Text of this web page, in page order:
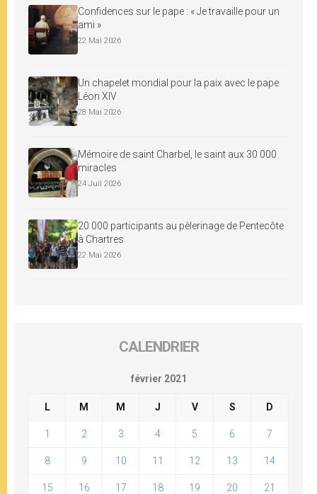
Confidences sur le pape : « Je travaille pour un
ami »
22 Mai 2026
Un chapelet mondial pour la paix avec le pape
Léon XIV
28 Mai 2026
Mémoire de saint Charbel, le saint aux 30 000
miracles
24 Juil 2026
20 000 participants au pèlerinage de Pentecôte
à Chartres
22 Mai 2026
CALENDRIER
février 2021
L M M J V S D
1 2 3 4 5 6 7
8 9 10 11 12 13 14
15 16 17 18 19 20 21